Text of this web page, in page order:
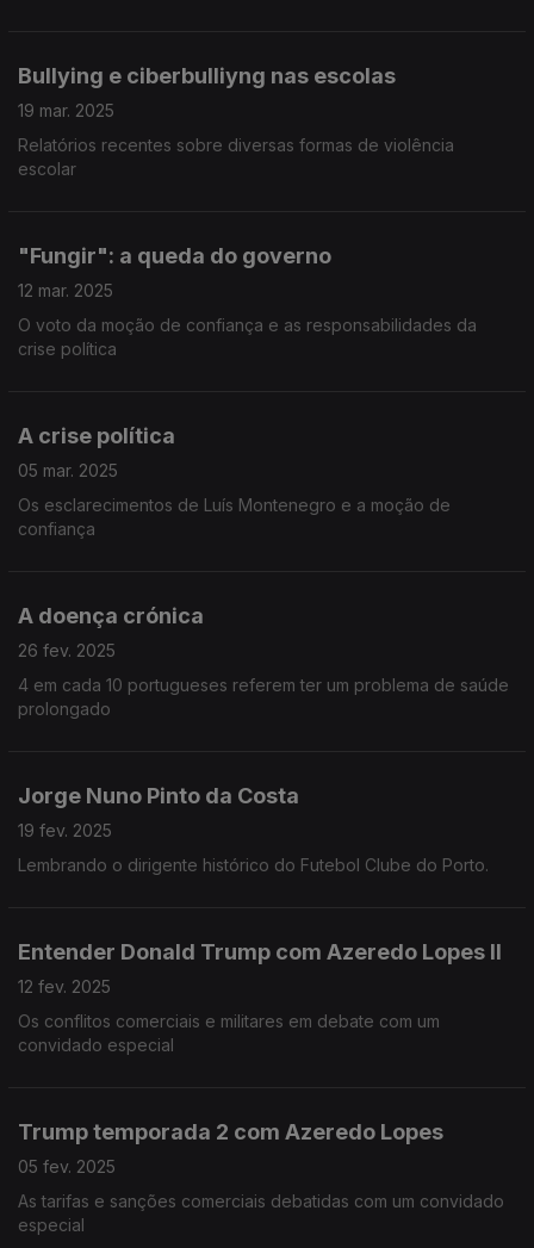
Bullying e ciberbulliyng nas escolas
19 mar. 2025
Relatórios recentes sobre diversas formas de violência
escolar
"Fungir": a queda do governo
12 mar. 2025
O voto da moção de confiança e as responsabilidades da
crise política
A crise política
05 mar. 2025
Os esclarecimentos de Luís Montenegro e a moção de
confiança
A doença crónica
26 fev. 2025
4 em cada 10 portugueses referem ter um problema de saúde
prolongado
Jorge Nuno Pinto da Costa
19 fev. 2025
Lembrando o dirigente histórico do Futebol Clube do Porto.
Entender Donald Trump com Azeredo Lopes II
12 fev. 2025
Os conflitos comerciais e militares em debate com um
convidado especial
Trump temporada 2 com Azeredo Lopes
05 fev. 2025
As tarifas e sanções comerciais debatidas com um convidado
especial